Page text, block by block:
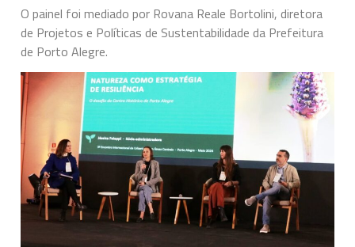
O painel foi mediado por Rovana Reale Bortolini, diretora
de Projetos e Políticas de Sustentabilidade da Prefeitura
de Porto Alegre.